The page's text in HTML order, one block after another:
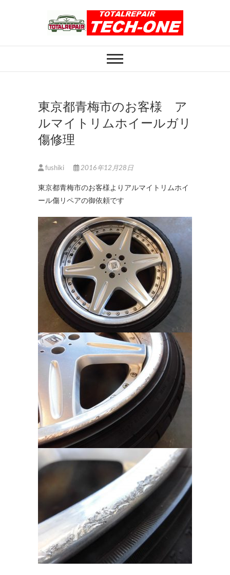
ホイール修理のト
ータルリペアテッ
クワン
東京都青梅市のお客様 ア
ルマイトリムホイールガリ
傷修理
fushiki 2016年12月28日
東京都青梅市のお客様よりアルマイトリムホイ
ール傷リペアの御依頼です